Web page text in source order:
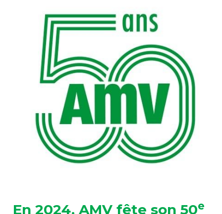
En 2024, AMV fête son 50e